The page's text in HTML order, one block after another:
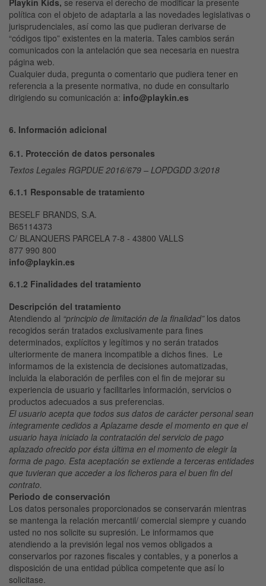
política con el objeto de adaptarla a las novedades legislativas o
jurisprudenciales, así como las que pudieran derivarse de
“códigos tipo” existentes en la materia. Tales cambios serán
comunicados con la antelación que sea necesaria en nuestra
página web.
Cualquier duda, pregunta o comentario que pudiera tener en
referencia a la presente normativa, no dude en consultarlo
dirigiendo su comunicación a: info@playkin.es
6. Información adicional
6.1. Protección de datos personales
Textos Legales RGPDUE 2016/679 – LOPDGDD 3/2018
6.1.1 Responsable de tratamiento
BESELF BRANDS, S.A.
B65114373
C/ BLANQUERS PARCELA 7-8 - 43800 VALLS
877 990 800
info@playkin.es
6.1.2 Finalidades del tratamiento
Descripción del tratamiento
Atendiendo al “principio de limitación de la finalidad”los datos
recogidos serán tratados exclusivamente para fines
determinados, explícitos y legítimos y no serán tratados
ulteriormente de manera incompatible a dichos fines. Le
informamos de la existencia de decisiones automatizadas,
incluida la elaboración de perfiles con el fin de mejorar su
experiencia de usuario y facilitarles información, servicios o
productos adecuados a sus preferencias.
El usuario acepta que todos sus datos de carácter personal sean
íntegramente cedidos a Aplazame desde el momento en que el
usuario haya iniciado la contratación del servicio de pago
aplazado ofrecido por ésta última en el momento de elegir la
forma de pago. Esta aceptación se extiende a terceras entidades
que tuvieran que acceder a los ficheros para el buen fin del
contrato.
Periodo de conservación
Los datos personales proporcionados se conservarán mientras
se mantenga la relación mercantil/ comercial siempre y cuando
usted no nos solicite su supresión. Le informamos que
atendiendo a la previsión legal nos vemos obligados a
conservarlos por razones fiscales y contables, y a ponerlos a
disposición de una entidad pública competente que así lo
solicitase.